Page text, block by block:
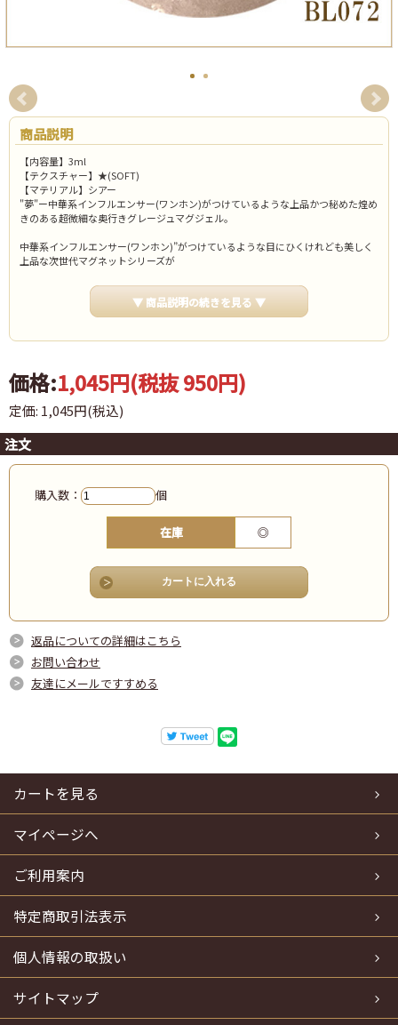
商品説明
【内容量】3ml
【テクスチャー】★(SOFT)
【マテリアル】シアー
"夢"ー中華系インフルエンサー(ワンホン)がつけているような上品かつ秘めた煌め
きのある超微細な奥行きグレージュマグジェル。
中華系インフルエンサー(ワンホン)”がつけているような目にひくけれども美しく
上品な次世代マグネットシリーズが
その名も、网沙-wanghong mag-(ワンホンマグ)！
今まではクリアカラーにマグジェルを重ねてしか現わせなかったワンホンマグが
透明感と奥行きのマリアージュ、新感覚のマグネット素材で、今までのマグネッ
ワンホンマグ第一弾のカラーテーマは
梦幻秋(モンホワンチユウシウ)ー秋の夢の中に出会う幻の実り
ということで、幻に見えるくらい美しいこれからの季節にぴったりな4色展開。
商品名の中国語もお客様と楽しみながらより実りのあるネイルライフを。
※BL製品は化粧品ではありません。爪に直接使用しないでください。
▼ 商品説明の続きを見る ▼
価格:1,045円(税抜 950円)
定価: 1,045円(税込)
注文
購入数： 個
在庫 ◎
返品についての詳細はこちら
お問い合わせ
友達にメールですすめる
カートを見る
マイページへ
ご利用案内
特定商取引法表示
個人情報の取扱い
サイトマップ